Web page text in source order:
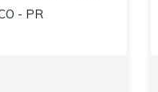
- PR